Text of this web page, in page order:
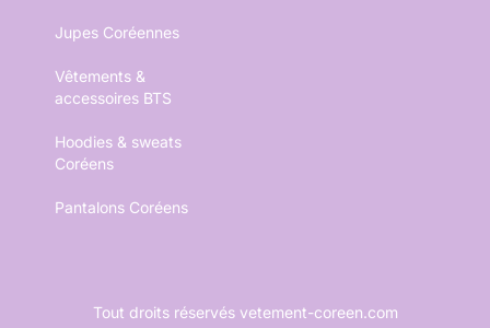
Jupes Coréennes
Vêtements &
accessoires BTS
Hoodies & sweats
Coréens
Pantalons Coréens
Tout droits réservés vetement-coreen.com